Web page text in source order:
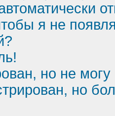
я не
но не могу
но